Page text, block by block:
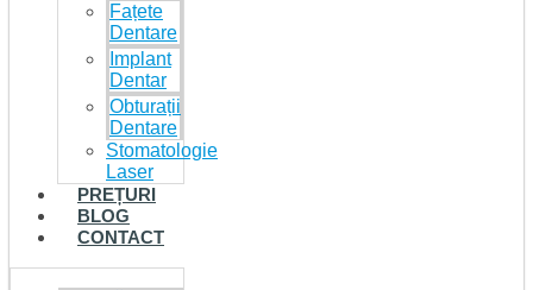
Fațete
Dentare
Implant
Dentar
Obturații
Dentare
Stomatologie
Laser
PREȚURI
BLOG
CONTACT